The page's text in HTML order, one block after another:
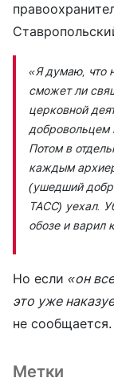
«Я думаю, что
сможет ли
церковной
добровольцем
Потом в
каждым
(ушедший
ТАСС) уехал.
обозе и варил
Но если «он
это уже
не сообщается.
Метки